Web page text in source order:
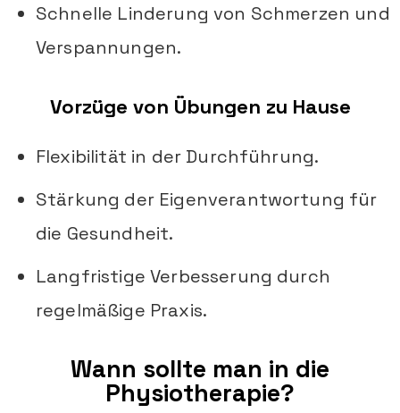
Schnelle Linderung von Schmerzen und
Verspannungen.
Vorzüge von Übungen zu Hause
Flexibilität in der Durchführung.
Stärkung der Eigenverantwortung für
die Gesundheit.
Langfristige Verbesserung durch
regelmäßige Praxis.
Wann sollte man in die
Physiotherapie?